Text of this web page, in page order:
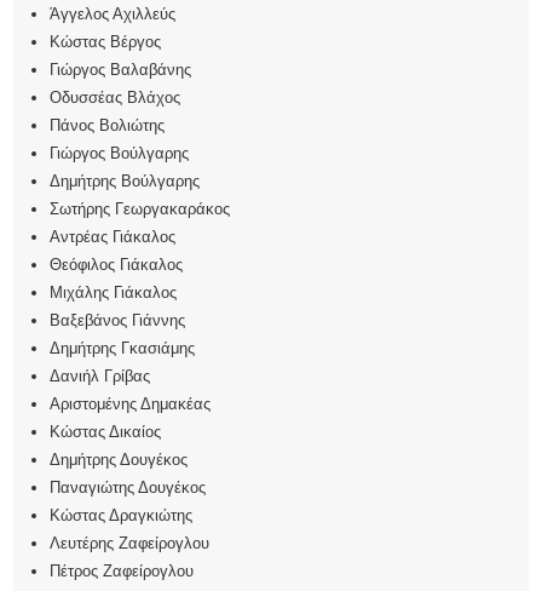
Άγγελος Αχιλλεύς
Κώστας Βέργος
Γιώργος Βαλαβάνης
Οδυσσέας Βλάχος
Πάνος Βολιώτης
Γιώργος Βούλγαρης
Δημήτρης Βούλγαρης
Σωτήρης Γεωργακαράκος
Αντρέας Γιάκαλος
Θεόφιλος Γιάκαλος
Μιχάλης Γιάκαλος
Βαξεβάνος Γιάννης
Δημήτρης Γκασιάμης
Δανιήλ Γρίβας
Αριστομένης Δημακέας
Κώστας Δικαίος
Δημήτρης Δουγέκος
Παναγιώτης Δουγέκος
Κώστας Δραγκιώτης
Λευτέρης Ζαφείρογλου
Πέτρος Ζαφείρογλου